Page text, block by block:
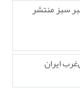
خبر سبز منتشر
ایران